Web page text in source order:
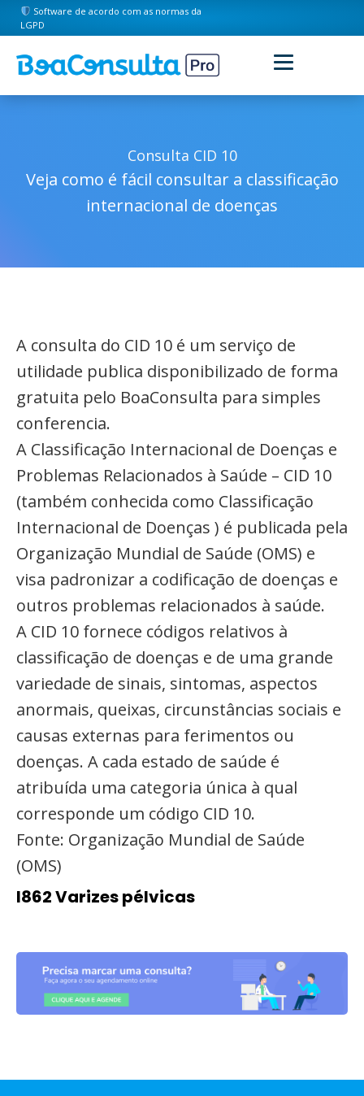
Software de acordo com as normas da
LGPD
Consulta CID 10
Veja como é fácil consultar a classificação
internacional de doenças
A consulta do CID 10 é um serviço de
utilidade publica disponibilizado de forma
gratuita pelo BoaConsulta para simples
conferencia.
A Classificação Internacional de Doenças e
Problemas Relacionados à Saúde – CID 10
(também conhecida como Classificação
Internacional de Doenças ) é publicada pela
Organização Mundial de Saúde (OMS) e
visa padronizar a codificação de doenças e
outros problemas relacionados à saúde.
A CID 10 fornece códigos relativos à
classificação de doenças e de uma grande
variedade de sinais, sintomas, aspectos
anormais, queixas, circunstâncias sociais e
causas externas para ferimentos ou
doenças. A cada estado de saúde é
atribuída uma categoria única à qual
corresponde um código CID 10.
Fonte: Organização Mundial de Saúde
(OMS)
I862 Varizes pélvicas